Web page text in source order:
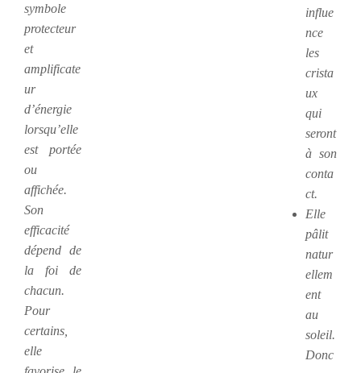
symbole
protecteur
et
amplificate
ur
d’énergie
lorsqu’elle
est portée
ou
affichée.
Son
efficacité
dépend de
la foi de
chacun.
Pour
certains,
elle
influe
nce
les
crista
ux
qui
seront
à son
conta
ct.
Elle
pâlit
natur
ellem
ent
au
soleil.
Donc